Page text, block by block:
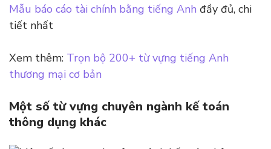
Mẫu báo cáo tài chính bằng tiếng Anh đầy đủ, chi
tiết nhất
Xem thêm: Trọn bộ 200+ từ vựng tiếng Anh
thương mại cơ bản
Một số từ vựng chuyên ngành kế toán
thông dụng khác